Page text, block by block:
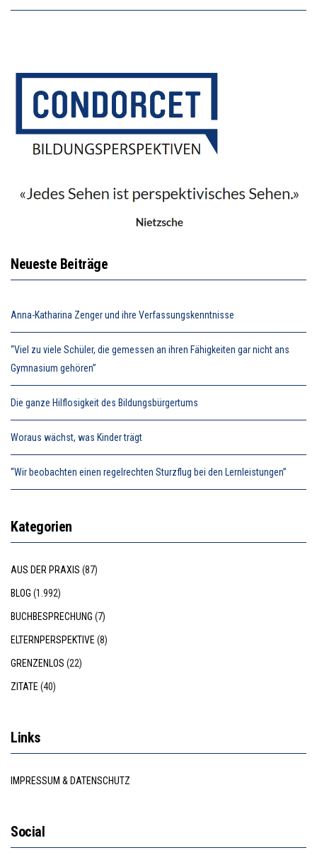
Neueste Beiträge
Anna-Katharina Zenger und ihre Verfassungskenntnisse
“Viel zu viele Schüler, die gemessen an ihren Fähigkeiten gar nicht ans
Gymnasium gehören”
Die ganze Hilflosigkeit des Bildungsbürgertums
Woraus wächst, was Kinder trägt
“Wir beobachten einen regelrechten Sturzflug bei den Lernleistungen”
Kategorien
AUS DER PRAXIS (87)
BLOG (1.992)
BUCHBESPRECHUNG (7)
ELTERNPERSPEKTIVE(8)
GRENZENLOS (22)
ZITATE(40)
Links
IMPRESSUM & DATENSCHUTZ
Social